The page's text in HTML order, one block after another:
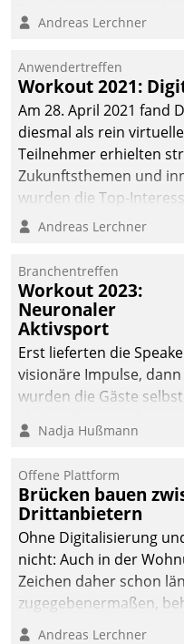
Teilnehmer kurzweilige
Cloud-Strategien und -
Lösungen mit hohem
Zukunftspotenzial.
Andreas Lerchner
Anwendertreffen
Workout 2021:
Am 28. April 2021 fand
diesmal als rein
Teilnehmer erhielten
Zukunftsthemen und
wurden die Top-
Andreas Lerchner
Branchentreffen
Workout 2023:
Neuronaler
Aktivsport
Erst lieferten die
visionäre Impulse, dann
wurden die Gäste selbst
methodisch
Quartier. Dazwischen
zeigte Datatrain, was es
Neues zu bieten hat.
Nadja Hußmann
Offene Plattform
Brücken bauen
Drittanbietern
Ohne Digitalisierung
nicht: Auch in der
Zeichen daher schon
zugegebenermaßen,
Branchen.
Andreas Lerchner